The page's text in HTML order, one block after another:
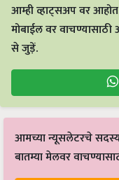
आम्ही व्हाट्सअप वर
मोबाईल वर
से जुड़ें.
आमच्या न्यूसलेटरचे सदस्य
बातम्या मेलवर